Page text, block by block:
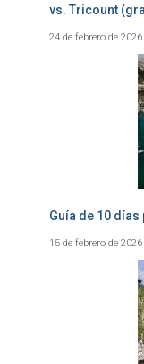
vs. Tricount
24 de febrero de 2026
Guía de 10
15 de febrero de 2026